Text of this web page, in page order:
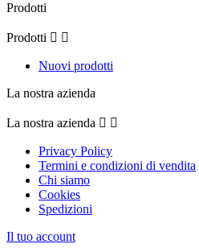
Prodotti
Prodotti  
Nuovi prodotti
La nostra azienda
La nostra azienda  
Privacy Policy
Termini e condizioni di vendita
Chi siamo
Cookies
Spedizioni
Il tuo account